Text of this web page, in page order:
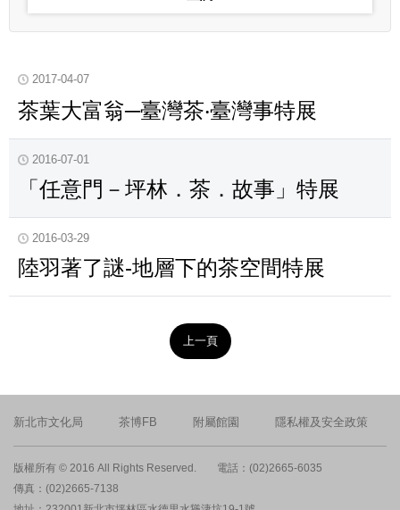
2017-04-07
茶葉大富翁─臺灣茶‧臺灣事特展
2016-07-01
「任意門－坪林．茶．故事」特展
2016-03-29
陸羽著了謎-地層下的茶空間特展
上一頁
新北市文化局 茶博FB 附屬館園 隱私權及安全政策
版權所有 © 2016 All Rights Reserved.
電話：(02)2665-6035
傳真：(02)2665-7138